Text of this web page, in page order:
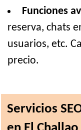
Funciones
reserva, chats
usuarios, etc.
precio.
Servicios